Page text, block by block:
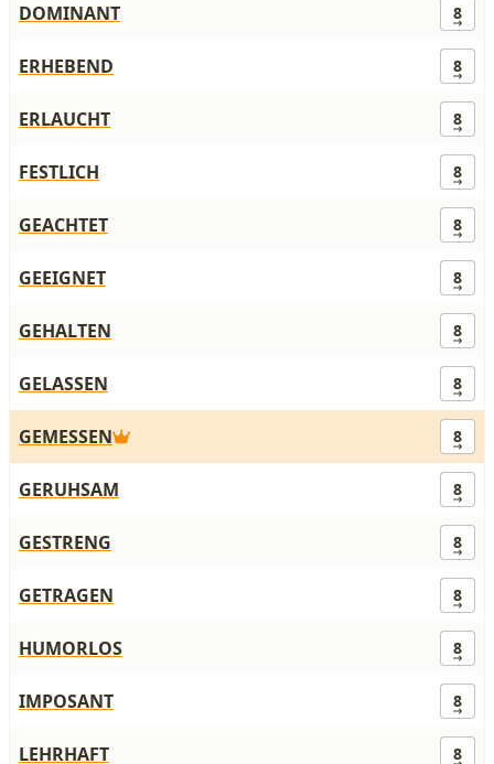
DOMINANT 8
ERHEBEND 8
ERLAUCHT 8
FESTLICH 8
GEACHTET 8
GEEIGNET 8
GEHALTEN 8
GELASSEN 8
GEMESSEN 8
GERUHSAM 8
GESTRENG 8
GETRAGEN 8
HUMORLOS 8
IMPOSANT 8
LEHRHAFT 8